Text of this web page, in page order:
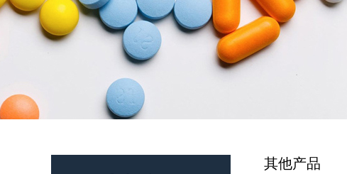
其他产品